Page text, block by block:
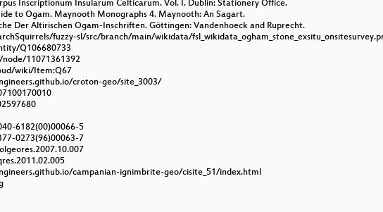
Inscriptionum Insularum Celticarum. Vol. I. Dublin: Stationery Office.
to Ogam. Maynooth Monographs 4. Maynooth: An Sagart.
Der Altirischen Ogam-Inschriften. Göttingen: Vandenhoeck and Ruprecht.
fuzzy-sl/src/branch/main/wikidata/
Q106680733
11071361392
wiki/Item:Q67
croton-geo/site_3003/
6182(00)00066-5
0273(96)00063-7
campanian-ignimbrite-geo/cisite_51/index.html